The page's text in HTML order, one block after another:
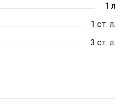
1 л
1 ст. л.
3 ст. л.